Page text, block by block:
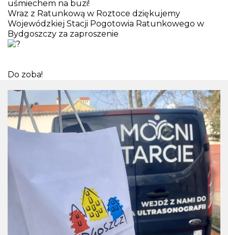
uśmiechem na buzi!
Wraz z Ratunkową w Roztoce dziękujemy
Wojewódzkiej Stacji Pogotowia Ratunkowego w
Bydgoszczy za zaproszenie
Do zoba!